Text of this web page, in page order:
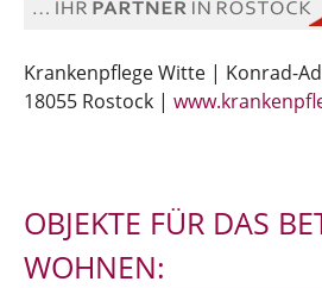
Krankenpflege Witte | Konrad-
18055 Rostock |
OBJEKTE FÜR DAS
WOHNEN: